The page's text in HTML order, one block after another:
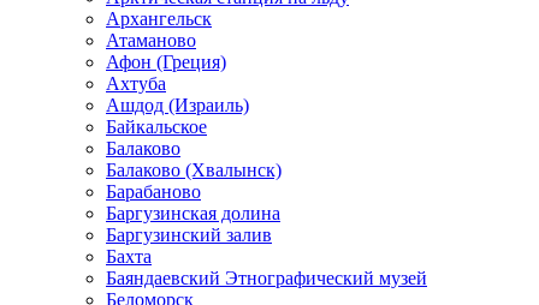
Архангельск
Атаманово
Афон (Греция)
Ахтуба
Ашдод (Израиль)
Байкальское
Балаково
Балаково (Хвалынск)
Барабаново
Баргузинская долина
Баргузинский залив
Бахта
Баяндаевский Этнографический музей
Беломорск